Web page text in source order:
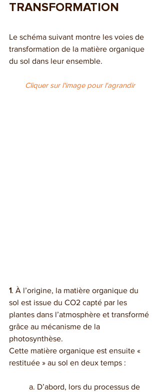
TRANSFORMATION
Le schéma suivant montre les voies de
transformation de la matière organique
du sol dans leur ensemble.
Cliquer sur l'image pour l'agrandir
1. À l’origine, la matière organique du
sol est issue du CO2 capté par les
plantes dans l’atmosphère et transformé
grâce au mécanisme de la
photosynthèse.
Cette matière organique est ensuite «
restituée » au sol en deux temps :
a. D’abord, lors du processus de